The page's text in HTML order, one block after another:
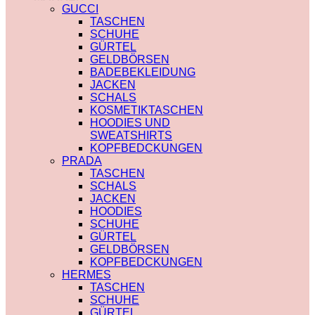
SAINT LAURENT
VERSACE
SCHALS
CHLOE
FENDI
GUCCI
LOUIS VUITTON
PRADA
SAINT LAURENT
SCHULTERRIEMEN
DIOR
LOUIS VUITTON
STRUMPFHOSEN
GUCCI
KOSMETIKTASCHEN
GUCCI
LOUIS VUITTON
SAINT LAURENT
TRENCHCOAT
BURBERRY
PRADA
SOCKEN
GUCCI
SHORTS
BURBERRY
POLO
BURBERRY
CHLOE
GUCCI
MONCLER
HOODIES UND
SWEATSHIRTS
AMI PARIS
BURBERRY
FENDI
GUCCI
LOUIS VUITTON
MIU MIU
PRADA
SAINT LAURENT
GUCCI
TASCHEN
SCHUHE
GÜRTEL
GELDBÖRSEN
BADEBEKLEIDUNG
JACKEN
SCHALS
KOSMETIKTASCHEN
HOODIES UND
SWEATSHIRTS
KOPFBEDCKUNGEN
PRADA
TASCHEN
SCHALS
JACKEN
HOODIES
SCHUHE
GÜRTEL
GELDBÖRSEN
KOPFBEDCKUNGEN
HERMES
TASCHEN
SCHUHE
GÜRTEL